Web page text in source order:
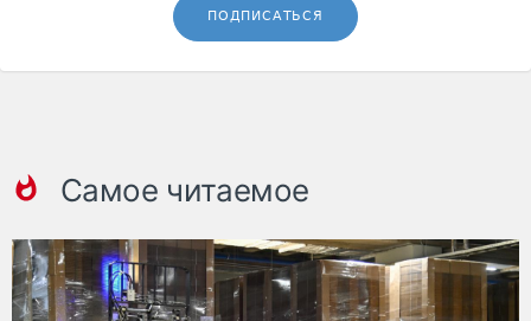
ПОДПИСАТЬСЯ
Самое читаемое